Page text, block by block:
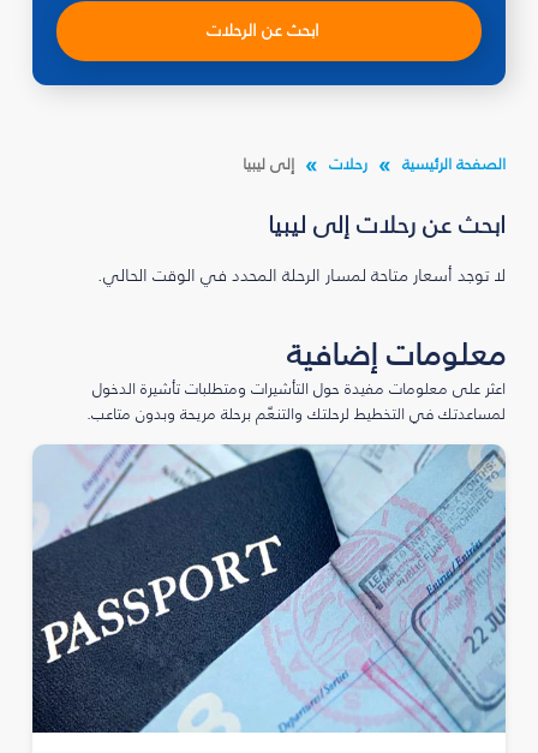
ابحث عن الرحلات
الصفحة الرئيسية رحلات إلى ليبيا
ابحث عن رحلات إلى ليبيا
لا توجد أسعار متاحة لمسار الرحلة المحدد في الوقت الحالي.
معلومات إضافية
اعثر على معلومات مفيدة حول التأشيرات ومتطلبات تأشيرة الدخول
لمساعدتك في التخطيط لرحلتك والتنعّم برحلة مريحة وبدون متاعب.